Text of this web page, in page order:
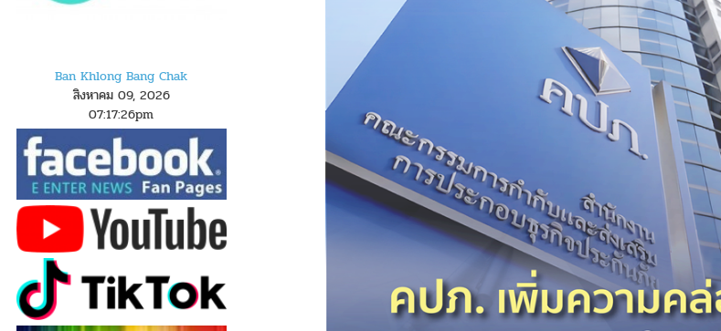
Ban Khlong Bang Chak
สิงหาคม 09, 2026
07:17:27pm